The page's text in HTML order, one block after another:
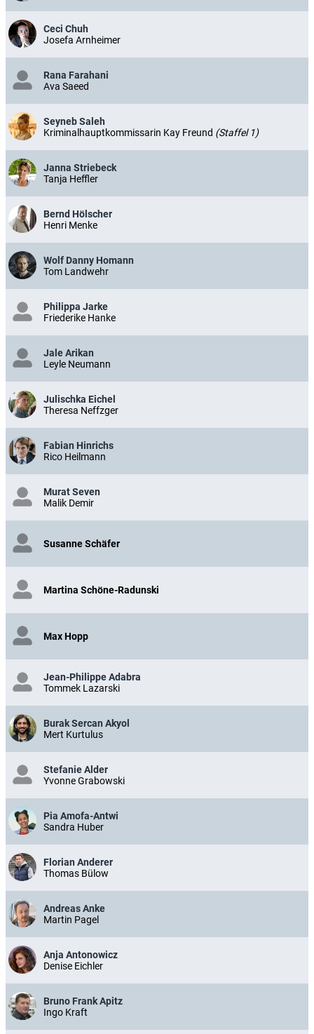
Ceci Chuh
Josefa Arnheimer
Rana Farahani
Ava Saeed
Seyneb Saleh
Kriminalhauptkommissarin Kay Freund (Staffel 1)
Janna Striebeck
Tanja Heffler
Bernd Hölscher
Henri Menke
Wolf Danny Homann
Tom Landwehr
Philippa Jarke
Friederike Hanke
Jale Arikan
Leyle Neumann
Julischka Eichel
Theresa Neffzger
Fabian Hinrichs
Rico Heilmann
Murat Seven
Malik Demir
Susanne Schäfer
Martina Schöne-Radunski
Max Hopp
Jean-Philippe Adabra
Tommek Lazarski
Burak Sercan Akyol
Mert Kurtulus
Stefanie Alder
Yvonne Grabowski
Pia Amofa-Antwi
Sandra Huber
Florian Anderer
Thomas Bülow
Andreas Anke
Martin Pagel
Anja Antonowicz
Denise Eichler
Bruno Frank Apitz
Ingo Kraft